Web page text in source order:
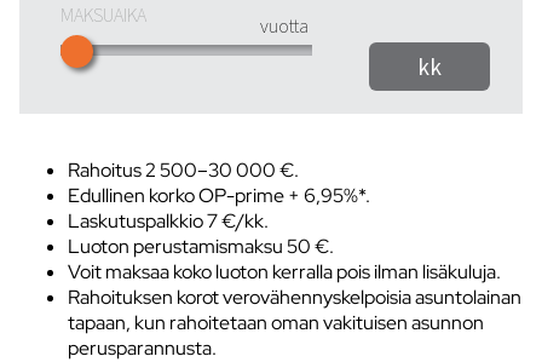
Rahoitus 2 500–30 000 €.
Edullinen korko OP-prime + 6,95%*.
Laskutuspalkkio 7 €/kk.
Luoton perustamismaksu 50 €.
Voit maksaa koko luoton kerralla pois ilman lisäkuluja.
Rahoituksen korot verovähennyskelpoisia asuntolainan
tapaan, kun rahoitetaan oman vakituisen asunnon
perusparannusta.